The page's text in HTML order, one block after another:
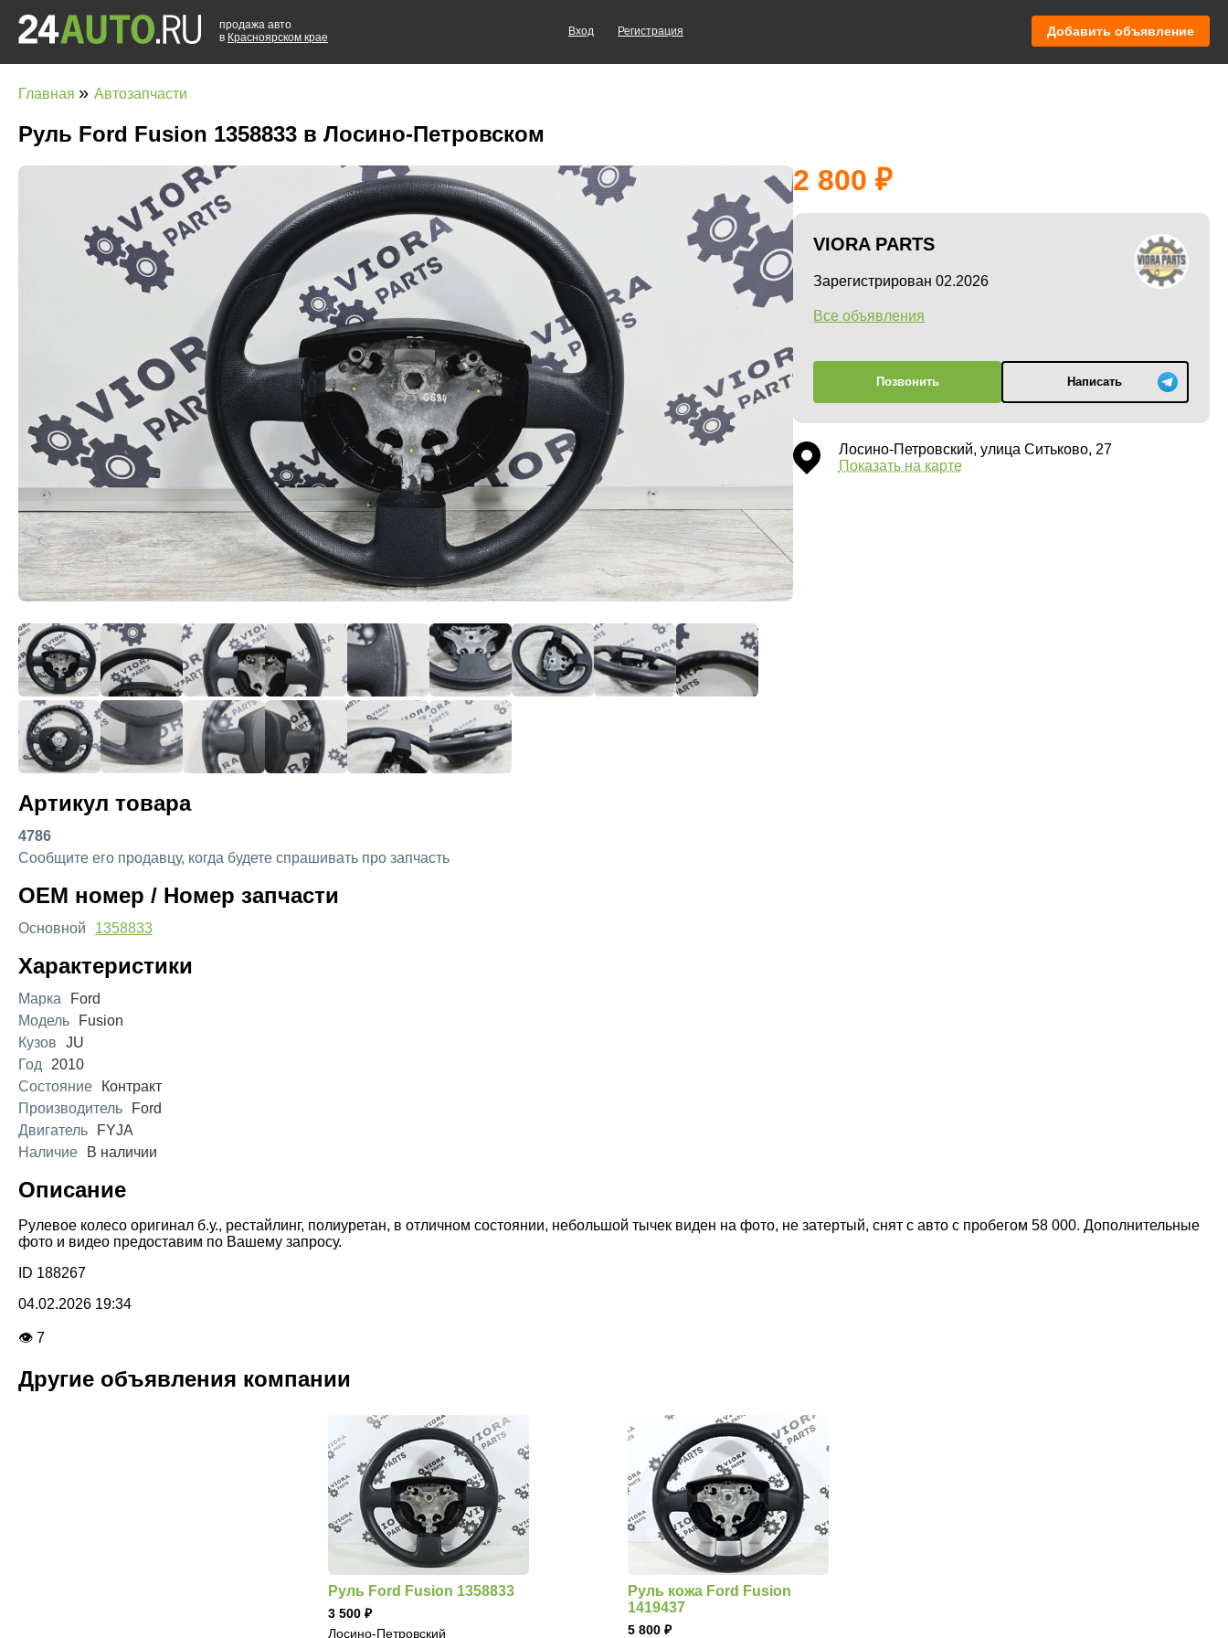
продажа авто
в Красноярском крае
Вход Регистрация Добавить объявление
Главная » Автозапчасти
Руль Ford Fusion 1358833 в Лосино-Петровском
2 800
VIORA PARTS
Зарегистрирован 02.2026
Все объявления
Позвонить Написать
Лосино-Петровский, улица Ситьково, 27
Показать на карте
Артикул товара
4786
Сообщите его продавцу, когда будете спрашивать про запчасть
OEM номер / Номер запчасти
Основной 1358833
Характеристики
Марка
Ford
Модель
Fusion
Кузов
JU
Год
2010
Состояние
Контракт
Производитель
Ford
Двигатель
FYJA
Наличие
В наличии
Описание
Рулевое колесо оригинал б.у., рестайлинг, полиуретан, в отличном состоянии, небольшой тычек виден на фото, не затертый, снят с авто с пробегом 58 000. Дополнительные
фото и видео предоставим по Вашему запросу.
ID 188267
04.02.2026 19:34
👁 7
Другие объявления компании
Руль Ford Fusion 1358833
3 500
Лосино-Петровский
Руль кожа Ford Fusion
1419437
5 800